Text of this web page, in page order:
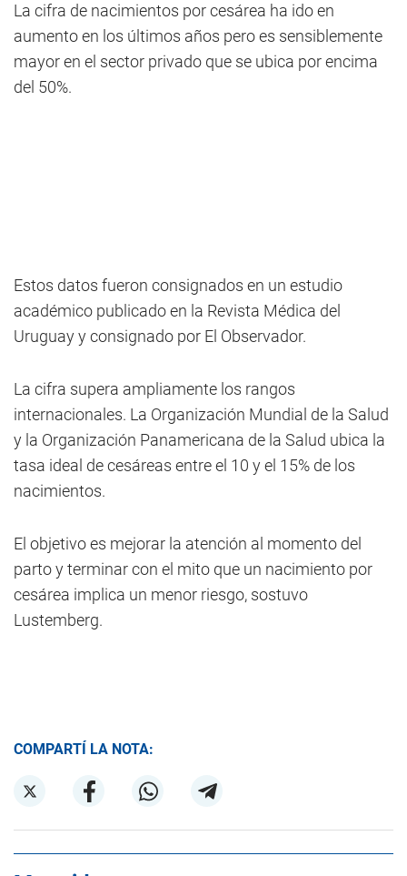
La cifra de nacimientos por cesárea ha ido en
aumento en los últimos años pero es sensiblemente
mayor en el sector privado que se ubica por encima
del 50%.
Estos datos fueron consignados en un estudio
académico publicado en la Revista Médica del
Uruguay y consignado por El Observador.
La cifra supera ampliamente los rangos
internacionales. La Organización Mundial de la Salud
y la Organización Panamericana de la Salud ubica la
tasa ideal de cesáreas entre el 10 y el 15% de los
nacimientos.
El objetivo es mejorar la atención al momento del
parto y terminar con el mito que un nacimiento por
cesárea implica un menor riesgo, sostuvo
Lustemberg.
COMPARTÍ LA NOTA: